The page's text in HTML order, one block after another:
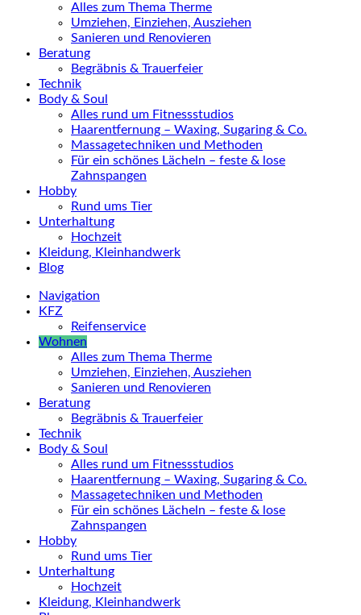
Alles zum Thema Therme
Umziehen, Einziehen, Ausziehen
Sanieren und Renovieren
Beratung
Begräbnis & Trauerfeier
Technik
Body & Soul
Alles rund um Fitnessstudios
Haarentfernung – Waxing, Sugaring & Co.
Massagetechniken und Methoden
Für ein schönes Lächeln – feste & lose
Zahnspangen
Hobby
Rund ums Tier
Unterhaltung
Hochzeit
Kleidung, Kleinhandwerk
Blog
Navigation
KFZ
Reifenservice
Wohnen
Alles zum Thema Therme
Umziehen, Einziehen, Ausziehen
Sanieren und Renovieren
Beratung
Begräbnis & Trauerfeier
Technik
Body & Soul
Alles rund um Fitnessstudios
Haarentfernung – Waxing, Sugaring & Co.
Massagetechniken und Methoden
Für ein schönes Lächeln – feste & lose
Zahnspangen
Hobby
Rund ums Tier
Unterhaltung
Hochzeit
Kleidung, Kleinhandwerk